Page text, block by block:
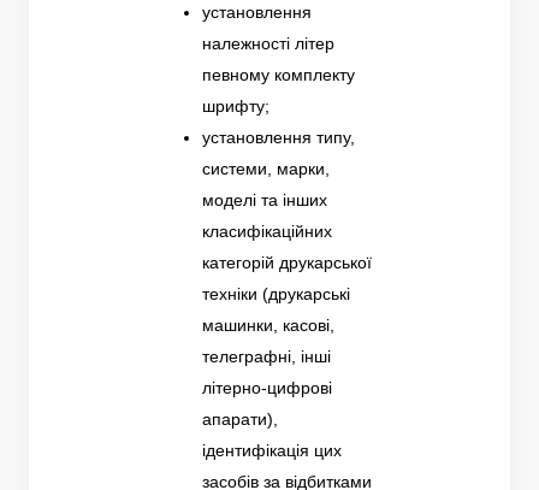
установлення
належності літер
певному комплекту
шрифту;
установлення типу,
системи, марки,
моделі та інших
класифікаційних
категорій друкарської
техніки (друкарські
машинки, касові,
телеграфні, інші
літерно-цифрові
апарати),
ідентифікація цих
засобів за відбитками